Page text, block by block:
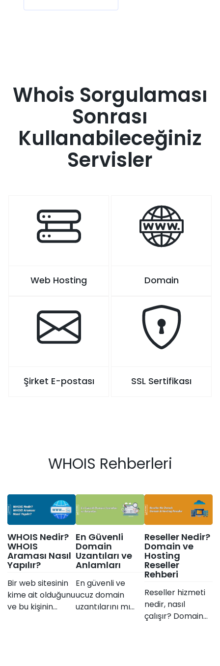
Whois Sorgulaması
Sonrası
Kullanabileceğiniz
Servisler
Web Hosting Domain
Şirket E-postası SSL Sertifikası
WHOIS Rehberleri
WHOIS Nedir?
WHOIS
Araması Nasıl
Yapılır?
Bir web sitesinin
kime ait olduğunu
ve bu kişinin
En Güvenli
Domain
Uzantıları ve
Anlamları
En güvenli ve
ucuz domain
uzantılarını mı
Reseller Nedir?
Domain ve
Hosting
Reseller
Rehberi
Reseller hizmeti
nedir, nasıl
çalışır? Domain